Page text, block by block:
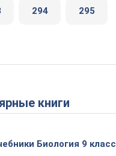
294 295
книги
Биология 9 класс